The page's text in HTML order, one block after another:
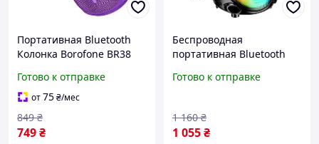
Портативная Bluetooth
Колонка Borofone BR38
Готово к отправке
от75₴/мес
749₴
849 ₴
Беспроводная
портативная Bluetooth
Borofone DR15 |BT5.0,
Готово к отправке
1 055₴
1 160 ₴